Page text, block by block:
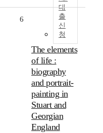
대
출
신
청
6
The elements
of life :
biography
and portrait-
painting in
Stuart and
Georgian
England